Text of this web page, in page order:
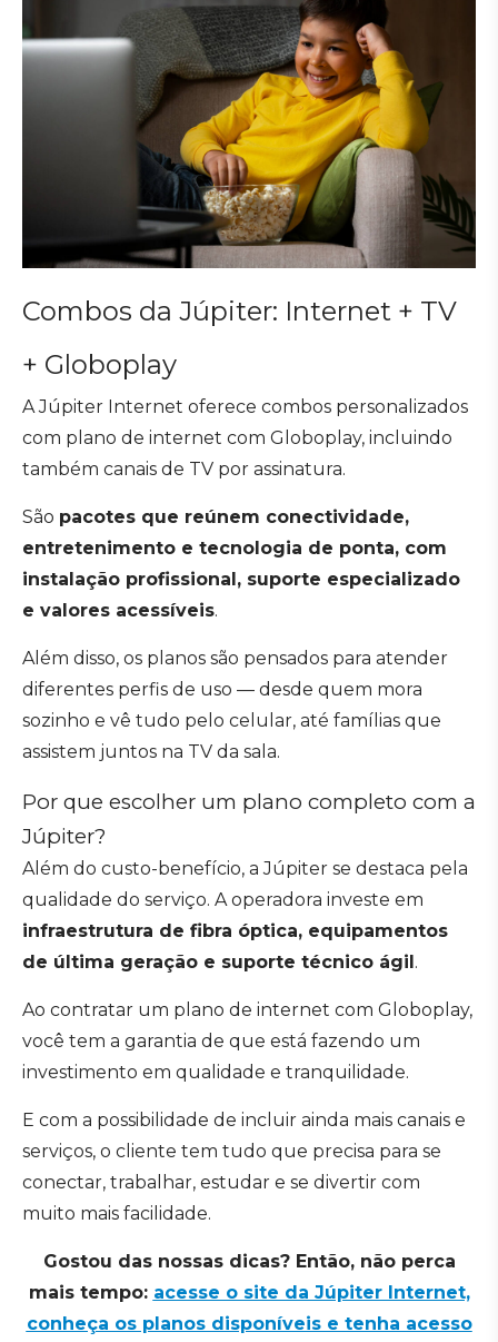
Combos da Júpiter: Internet + TV
+ Globoplay
A Júpiter Internet oferece combos personalizados
com plano de internet com Globoplay, incluindo
também canais de TV por assinatura.
São pacotes que reúnem conectividade,
entretenimento e tecnologia de ponta, com
instalação profissional, suporte especializado
e valores acessíveis.
Além disso, os planos são pensados para atender
diferentes perfis de uso — desde quem mora
sozinho e vê tudo pelo celular, até famílias que
assistem juntos na TV da sala.
Por que escolher um plano completo com a
Júpiter?
Além do custo-benefício, a Júpiter se destaca pela
qualidade do serviço. A operadora investe em
infraestrutura de fibra óptica, equipamentos
de última geração e suporte técnico ágil.
Ao contratar um plano de internet com Globoplay,
você tem a garantia de que está fazendo um
investimento em qualidade e tranquilidade.
E com a possibilidade de incluir ainda mais canais e
serviços, o cliente tem tudo que precisa para se
conectar, trabalhar, estudar e se divertir com
muito mais facilidade.
Gostou das nossas dicas? Então, não perca
mais tempo: acesse o site da Júpiter Internet,
conheça os planos disponíveis e tenha acesso